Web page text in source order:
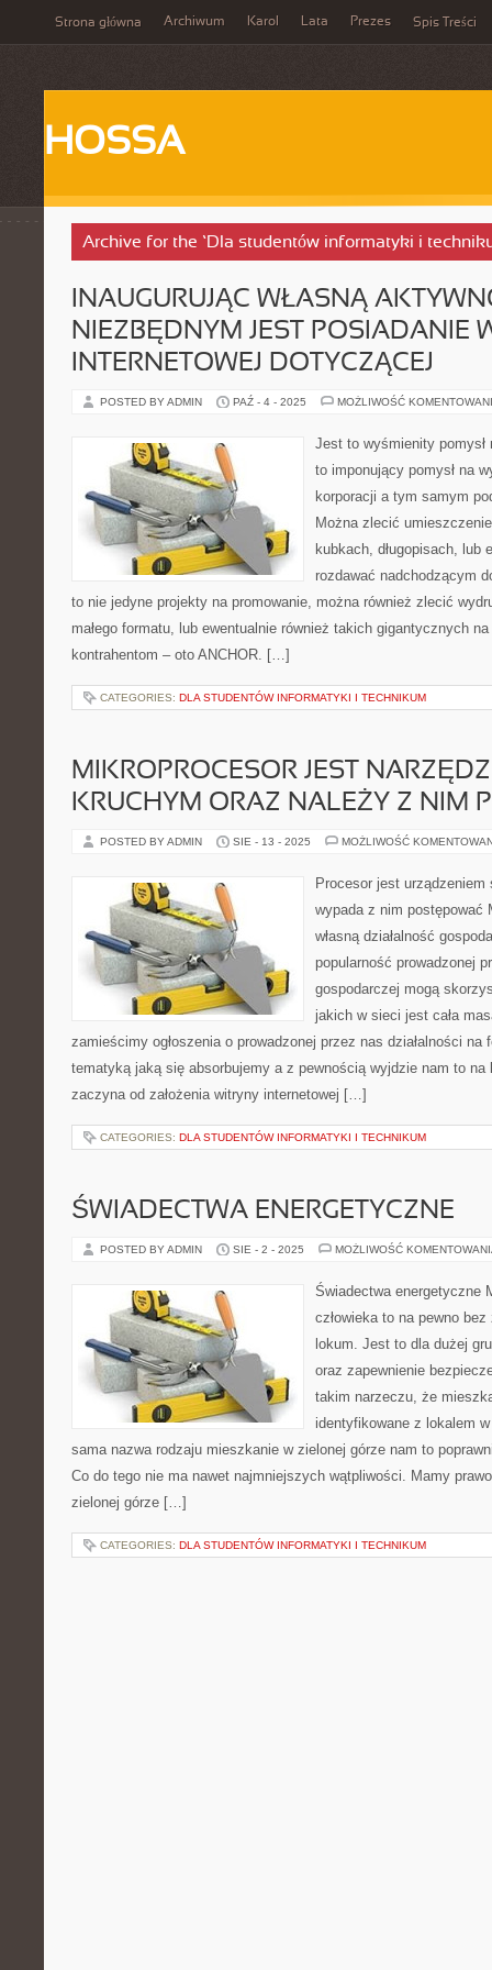
Strona główna Archiwum Karol Lata Prezes Spis Treści
HOSSA
Archive for the ‘Dla studentów informatyki i
INAUGURUJĄC WŁASNĄ
NIEZBĘDNYM JEST POSIADANIE
INTERNETOWEJ DOTYCZĄCEJ
POSTED BY ADMIN PAŹ - 4 - 2025 MOŻLIWOŚĆ
Jest to wyśmienity pomysł
to imponujący pomysł na
korporacji a tym samym
Można zlecić
kubkach, długopisach, lub
rozdawać nadchodzącym
to nie jedyne projekty na promowanie, można również zlecić
małego formatu, lub ewentualnie również takich gigantycznych
kontrahentom – oto ANCHOR. […]
CATEGORIES: DLA STUDENTÓW INFORMATYKI I TECHNIKUM
MIKROPROCESOR JEST
KRUCHYM ORAZ NALEŻY Z NIM
POSTED BY ADMIN SIE - 13 - 2025 MOŻLIWOŚĆ
Procesor jest
wypada z nim postępować
własną działalność
popularność prowadzonej
gospodarczej mogą
jakich w sieci jest cała
zamieścimy ogłoszenia o prowadzonej przez nas działalności na
tematyką jaką się absorbujemy a z pewnością wyjdzie nam to na
zaczyna od założenia witryny internetowej […]
CATEGORIES: DLA STUDENTÓW INFORMATYKI I TECHNIKUM
ŚWIADECTWA ENERGETYCZNE
POSTED BY ADMIN SIE - 2 - 2025 MOŻLIWOŚĆ
Świadectwa energetyczne
człowieka to na pewno
lokum. Jest to dla dużej
oraz zapewnienie
takim narzeczu, że
identyfikowane z lokalem
sama nazwa rodzaju mieszkanie w zielonej górze nam to
Co do tego nie ma nawet najmniejszych wątpliwości. Mamy
zielonej górze […]
CATEGORIES: DLA STUDENTÓW INFORMATYKI I TECHNIKUM